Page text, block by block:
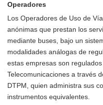
Operadores
Los Operadores de Uso de
anónimas que prestan los
mediante buses, bajo un
modalidades análogas de
estas empresas son
Telecomunicaciones a través
DTPM, quien administra sus
instrumentos equivalentes.